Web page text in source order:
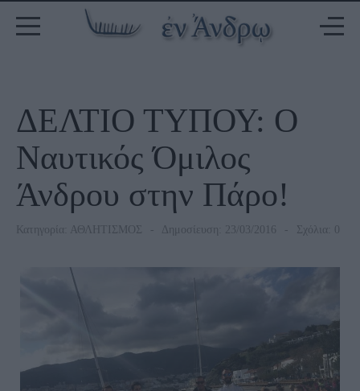
ΔΕΛΤΙΟ ΤΥΠΟΥ: Ο
Nαυτικός Όμιλος
Άνδρου στην Πάρο!
Κατηγορία: ΑΘΛΗΤΙΣΜΟΣ Δημοσίευση: 23/03/2016 Σχόλια: 0